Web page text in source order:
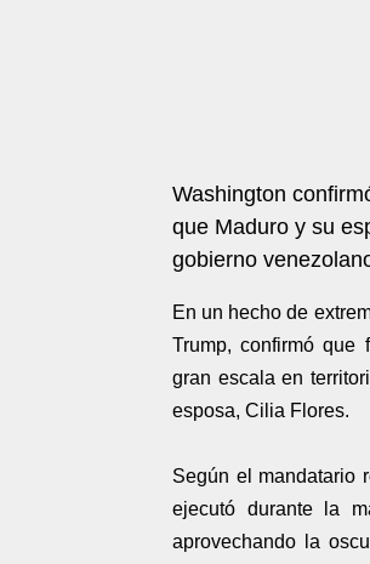
Washington
que Maduro y su
gobierno
En un hecho de
Trump, confirmó que
gran escala en
esposa, Cilia Flores.
Según el mandatario
ejecutó durante la
aprovechando la